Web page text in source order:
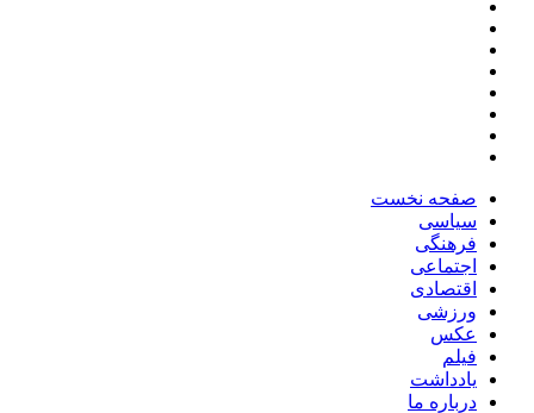
صفحه نخست
سیاسی
فرهنگی
اجتماعی
اقتصادی
ورزشی
عکس
فیلم
یادداشت
درباره ما